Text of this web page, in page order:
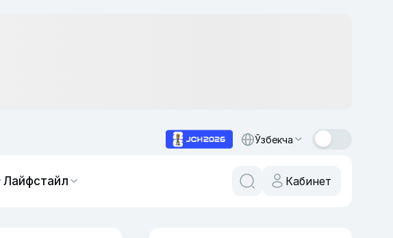
Ўзбекча
Лайфстайл Кабинет